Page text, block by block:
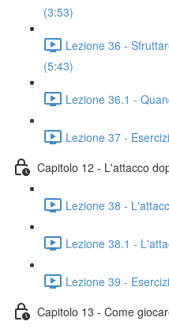
(3:53)
Lezione 36 -
(5:43)
Lezione 36.1 -
Lezione 37 -
Capitolo 12 - L'attacco
Lezione 38 -
Lezione 38.1 -
Lezione 39 -
Capitolo 13 - Come